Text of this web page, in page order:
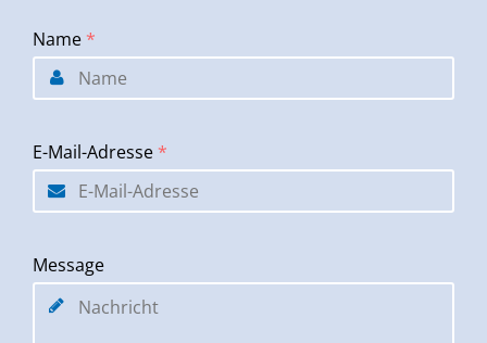
Name *
E-Mail-Adresse *
Message